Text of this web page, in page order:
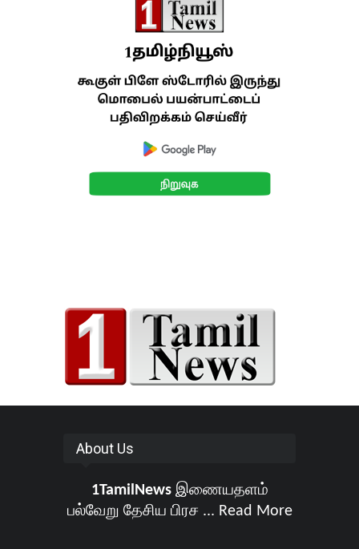
About Us
1TamilNewsஇணையதளம்
பல்வேறு தேசிய பிரச ... Read More